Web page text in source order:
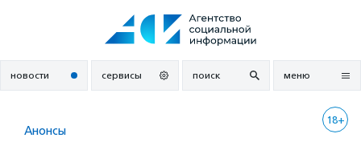
новости сервисы поиск меню
18+
Анонсы